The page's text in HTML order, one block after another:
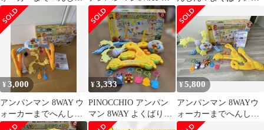
よくばりメリー
ォーカーまでへんし
ん！よくばりメリー
ー 赤ちゃん おもち
ゃ
¥3,000
アンパンマン 8WAY ウ
ォーカーまでへんし
ん！よくばりメリー
¥3,333
PINOCCHIO アンパン
マン 8WAY よくばりメ
リー
¥5,800
アンパンマン 8WAYウ
ォーカーまでへんし
ん よくばりメリー